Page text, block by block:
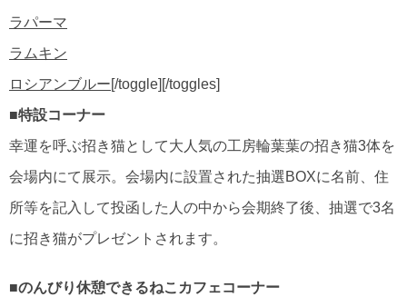
ラパーマ
ラムキン
ロシアンブルー[/toggle][/toggles]
■特設コーナー
幸運を呼ぶ招き猫として大人気の工房輪葉葉の招き猫3体を
会場内にて展示。会場内に設置された抽選BOXに名前、住
所等を記入して投函した人の中から会期終了後、抽選で3名
に招き猫がプレゼントされます。
■のんびり休憩できるねこカフェコーナー